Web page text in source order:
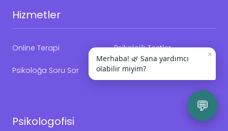
Hizmetler
Online Terapi Psikolojik Testler
Psikoloğa Soru Sor
Psikologofisi
💬
×
Merhaba! 🌿 Sana yardımcı
olabilir miyim?